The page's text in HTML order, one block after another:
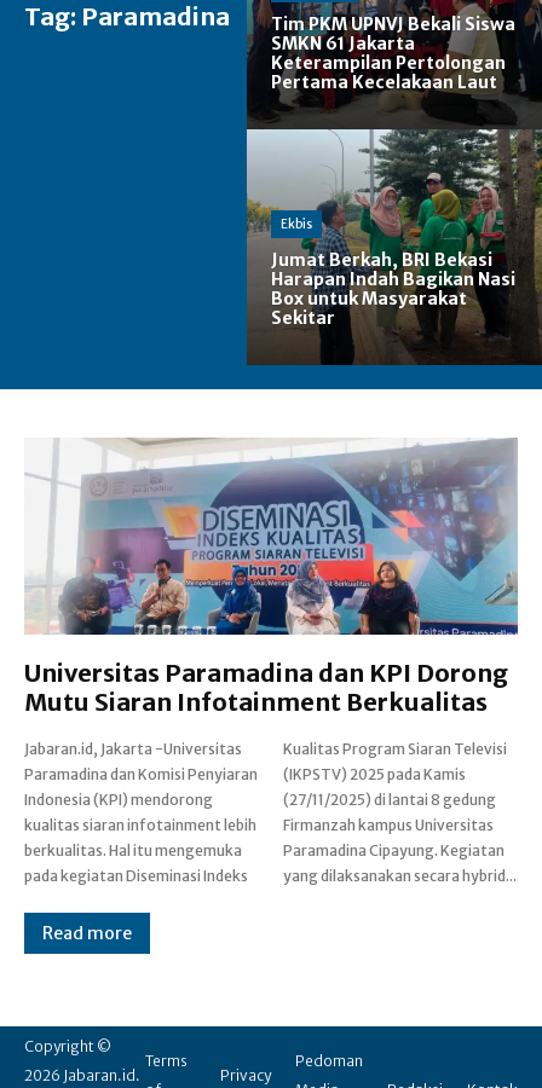
Tag: Paramadina
Tim PKM UPNVJ Bekali Siswa
SMKN 61 Jakarta
Keterampilan Pertolongan
Pertama Kecelakaan Laut
Ekbis
Jumat Berkah, BRI Bekasi
Harapan Indah Bagikan Nasi
Box untuk Masyarakat
Sekitar
Universitas Paramadina dan KPI Dorong
Mutu Siaran Infotainment Berkualitas
Jabaran.id, Jakarta -Universitas
Paramadina dan Komisi Penyiaran
Indonesia (KPI) mendorong
kualitas siaran infotainment lebih
berkualitas. Hal itu mengemuka
pada kegiatan Diseminasi Indeks
Kualitas Program Siaran Televisi
(IKPSTV) 2025 pada Kamis
(27/11/2025) di lantai 8 gedung
Firmanzah kampus Universitas
Paramadina Cipayung. Kegiatan
yang dilaksanakan secara hybrid...
Read more
Copyright ©
2026 Jabaran.id.
Terms
Privacy
Pedoman